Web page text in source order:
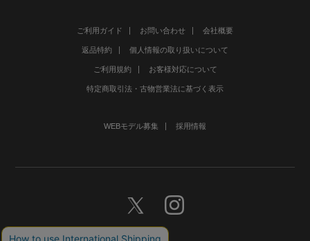
ご利用ガイド お問い合わせ 会社概要
返品特約 個人情報の取り扱いについて
ご利用規約 お客様対応について
特定商取引法・古物営業法に基づく表示
WEBモデル募集 採用情報